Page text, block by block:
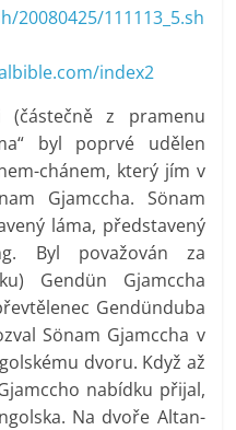
20080425/111113_5.sh
index2
(částečně z pramenu
byl poprvé udělen
chánem, který jím v
Gjamccha. Sönam
láma, představený
Byl považován za
Gendün Gjamccha
Gendünduba
Sönam Gjamccha v
dvoru. Když až
nabídku přijal,
Na dvoře Altan-